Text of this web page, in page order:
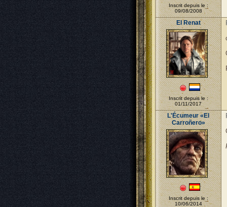
Inscrit depuis le :
09/08/2008
El Renat
Inscrit depuis le :
01/11/2017
L'Écumeur «El
Carroñero»
Inscrit depuis le :
10/06/2014